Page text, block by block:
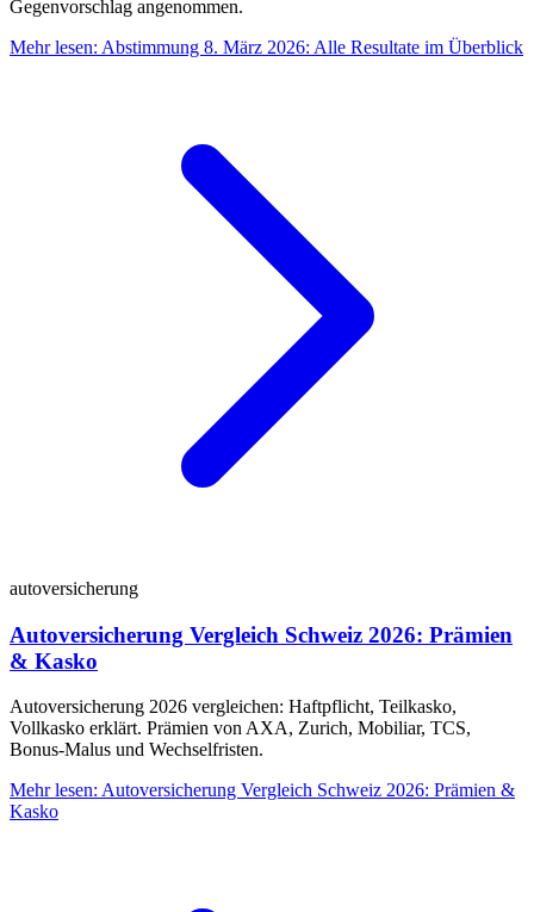
Gegenvorschlag angenommen.
Mehr lesen: Abstimmung 8. März 2026: Alle Resultate im Überblick
autoversicherung
Autoversicherung Vergleich Schweiz 2026: Prämien
& Kasko
Autoversicherung 2026 vergleichen: Haftpflicht, Teilkasko,
Vollkasko erklärt. Prämien von AXA, Zurich, Mobiliar, TCS,
Bonus-Malus und Wechselfristen.
Mehr lesen: Autoversicherung Vergleich Schweiz 2026: Prämien &
Kasko